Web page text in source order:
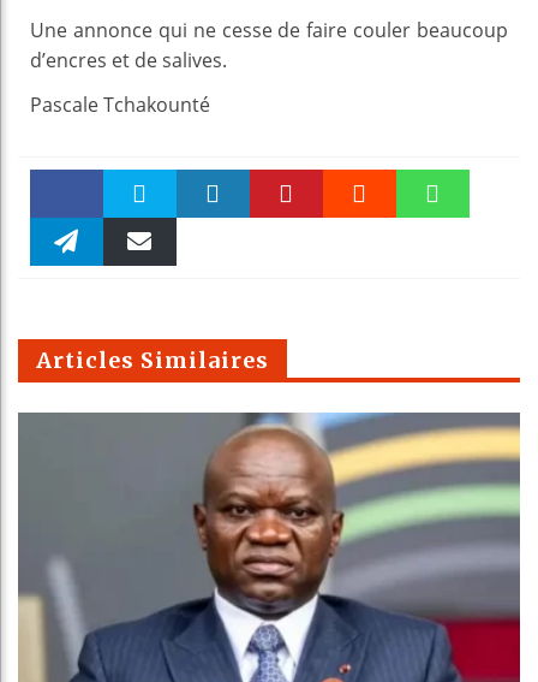
Une annonce qui ne cesse de faire couler beaucoup
d’encres et de salives.
Pascale Tchakounté
Faceboo Twitter
m
Articles Similaires